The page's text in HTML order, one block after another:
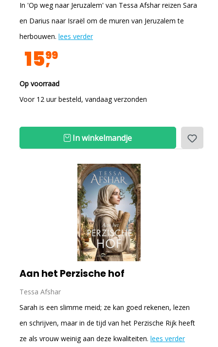
In 'Op weg naar Jeruzalem' van Tessa Afshar reizen Sara
en Darius naar Israël om de muren van Jeruzalem te
herbouwen. lees verder
1599
Op voorraad
Voor 12 uur besteld, vandaag verzonden
In winkelmandje
Aan het Perzische hof
Tessa Afshar
Sarah is een slimme meid; ze kan goed rekenen, lezen
en schrijven, maar in de tijd van het Perzische Rijk heeft
ze als vrouw weinig aan deze kwaliteiten. lees verder